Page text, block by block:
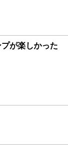
が楽しかった